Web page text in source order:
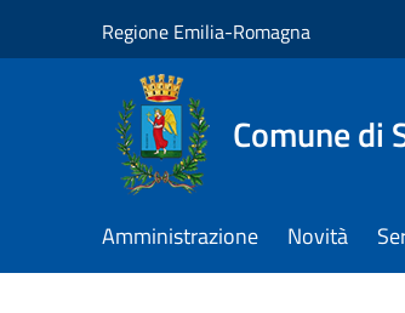
Regione Emilia-Romagna
Comune di
Amministrazione Novità